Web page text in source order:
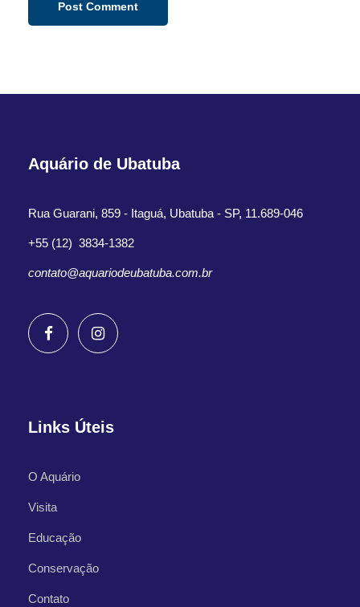
Aquário de Ubatuba
Rua Guarani, 859 - Itaguá, Ubatuba - SP, 11.689-046
+55 (12) 3834-1382
contato@aquariodeubatuba.com.br
Links Úteis
O Aquário
Visita
Educação
Conservação
Contato